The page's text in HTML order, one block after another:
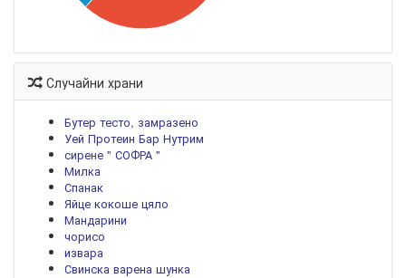
Случайни храни
Бутер тесто, замразено
Уей Протеин Бар Нутрим
сирене " СОФРА "
Милка
Спанак
Яйце кокоше цяло
Мандарини
чорисо
извара
Свинска варена шунка